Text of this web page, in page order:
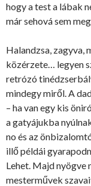
hogy a test a lábak
már sehová sem
Halandzsa, zagyva,
közérzete… legyen
retrózó
mindegy miről. A
– ha van egy kis
a gatyájukba
no és az
illő példái
Lehet. Majd nyögve
mesterművek